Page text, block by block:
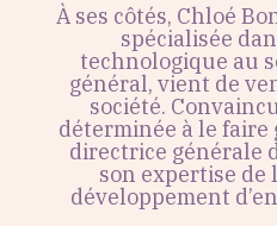
À ses côtés, Chloé
spécialisée
technologique au
général, vient de
société.
déterminée à le
directrice générale
son expertise de
développement